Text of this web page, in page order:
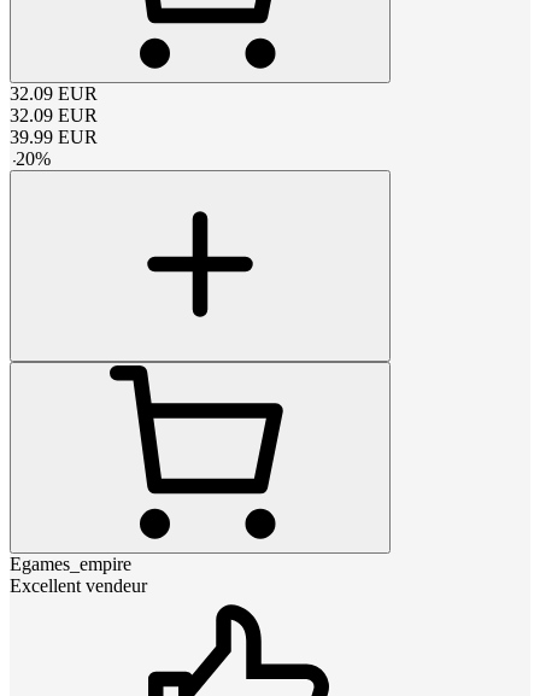
32.09 EUR
32.09 EUR
39.99 EUR
-20%
Egames_empire
Excellent vendeur